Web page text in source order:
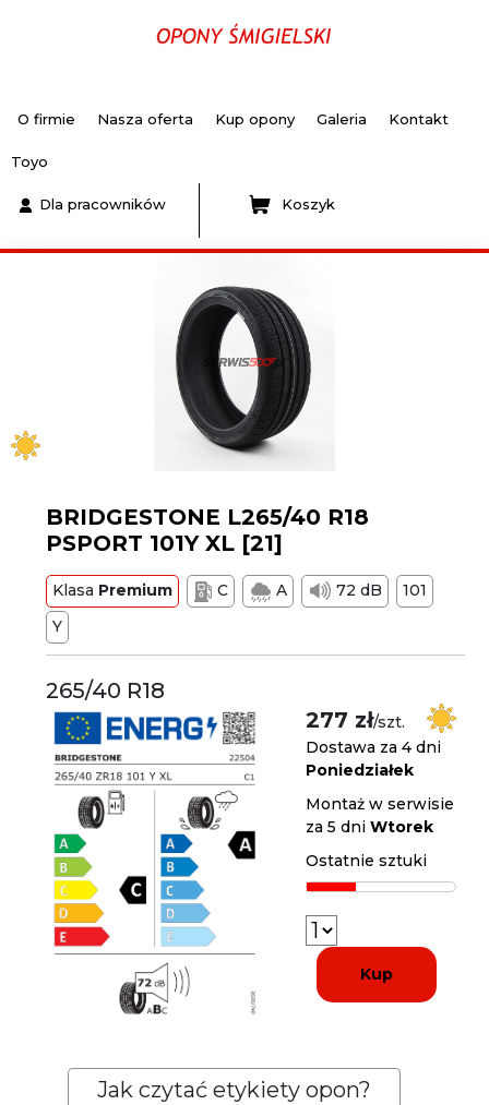
O firmie Nasza oferta Kup opony Galeria Kontakt
Toyo
Dla pracowników Koszyk
BRIDGESTONE L265/40 R18
PSPORT 101Y XL [21]
Klasa Premium C A 72 dB
101
Y
265/40 R18
277 zł/szt.
Dostawa za 4 dni
Poniedziałek
Montaż w serwisie
za 5 dniWtorek
Ostatnie sztuki
Kup
Jak czytać etykiety opon?